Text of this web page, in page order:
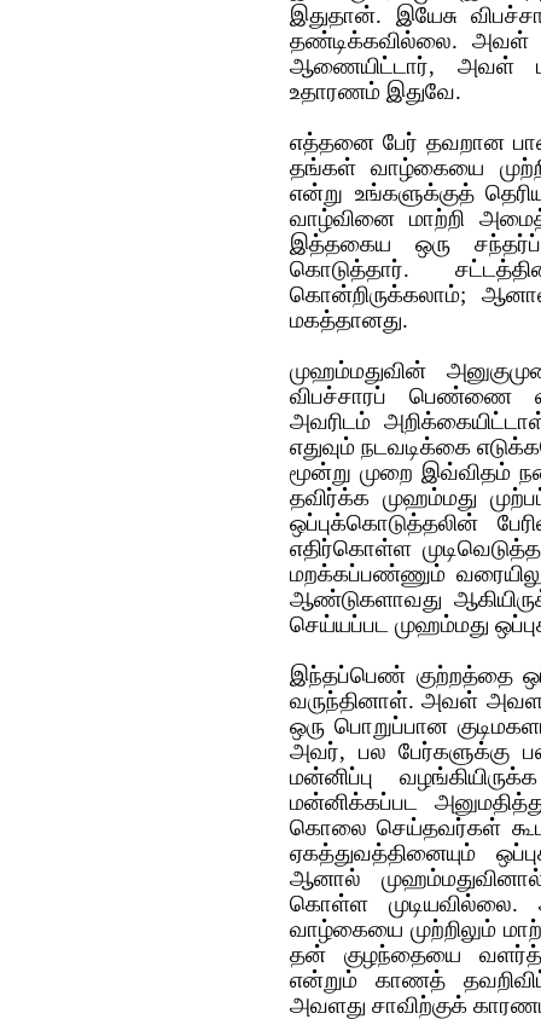
இதுதான். இயேசு
தண்டிக்கவில்லை. அவள்
ஆணையிட்டார், அவள்
உதாரணம் இதுவே.
எத்தனை பேர் தவறான
தங்க‌ள் வாழ்கையை
என்று உங்களுக்குத்
வாழ்வினை மாற்றி
இத்தகைய ஒரு
கொடுத்தார்.
கொன்றிருக்கலாம்;
மகத்தானது.
முஹம்மதுவின்
விப‌ச்சார‌ப் பெண்ணை
அவ‌ரிட‌ம்
எதுவும் ந‌ட‌வ‌டிக்கை
மூன்று முறை இவ்வித‌ம்
தவிர்க்க‌ முஹம்மது
ஒப்புக்கொடுத்தலின்
எதிர்கொள்ள
ம‌ற‌க்க‌ப்ப‌ண்ணும்
ஆண்டுக‌ளாவ‌து
செய்ய‌ப்ப‌ட‌ முஹம்மது
இந்த‌ப்பெண் குற்ற‌த்தை
வருந்தினாள். அவ‌ள்
ஒரு பொறுப்பான
அவ‌ர், ப‌ல‌ பேர்க‌ளுக்கு
ம‌ன்னிப்பு
ம‌ன்னிக்க‌ப்ப‌ட‌
கொலை செய்த‌வ‌ர்க‌ள் கூட‌
ஏகத்துவத்தினையும்
ஆனால்
கொள்ள‌
வாழ்கையை முற்றிலும்
தன் குழந்தையை
என்றும் காணத்
அவ‌ள‌து சாவிற்குக்